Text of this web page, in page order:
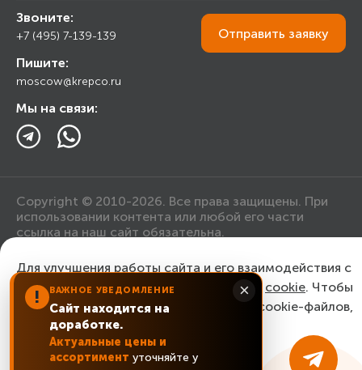
Торговым организациям
Калькулятор
Прайс лист
Ответы на вопросы
Блог
Звоните:
+7 (495) 7-139-139
Пишите:
moscow@krepco.ru
Мы на связи:
Отправить заявку
Copyright © 2010-2026. Все права защищены. При
использовании контента или любой его части
ссылка на наш сайт обязательна.
Политика конфиденциальности
Согласие на обработку персональных данных
! ВАЖНОЕ УВЕДОМЛЕНИЕ
Сайт находится на
доработке.
Актуальные цены и
ассортимент уточняйте у
×
Для улучшения работы сайта и его взаимодействия с
пользователями мы используем файлы cookie. Чтобы
согласиться с нашим использованием cookie-файлов,
нажмите “Ок, понятно!”